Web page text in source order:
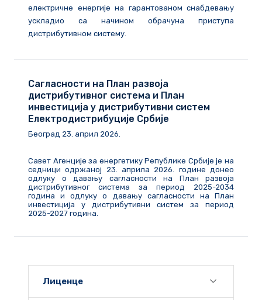
електричне енергије на гарантованом снабдевању
ускладио са начином обрачуна приступа
дистрибутивном систему.
Сагласности на План развоја
дистрибутивног система и План
инвестиција у дистрибутивни систем
Електродистрибуције Србије
Београд 23. април 2026.
Савет Агенције за енергетику Републике Србије је на
седници одржаној 23. априла 2026. године донео
одлуку о давању сагласности на План развоја
дистрибутивног система за период 2025-2034
година и одлуку о давању сагласности на План
инвестиција у дистрибутивни систем за период
2025-2027 година.
Лиценце